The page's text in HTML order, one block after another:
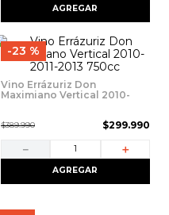
AGREGAR
23 %
Vino Errázuriz Don
Maximiano Vertical 2010-
$389.990 $299.990
＋
－
AGREGAR